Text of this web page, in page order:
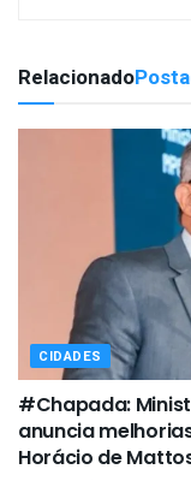
Relacionado
CIDADES
#Chapada:
anuncia
Horácio de